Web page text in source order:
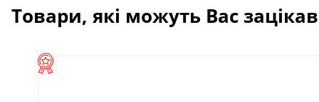
Товари, які можуть Вас